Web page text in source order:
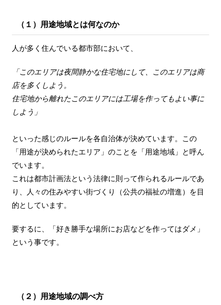
（１）用途地域とは何なのか
人が多く住んでいる都市部において、
「このエリアは夜間静かな住宅地にして、このエリアは商
店を多くしよう。
住宅地から離れたこのエリアには工場を作ってもよい事に
しよう」
といった感じのルールを各自治体が決めています。この
「用途が決められたエリア」のことを「用途地域」と呼ん
でいます。
これは都市計画法という法律に則って作られるルールであ
り、人々の住みやすい街づくり（公共の福祉の増進）を目
的としています。
要するに、「好き勝手な場所にお店などを作ってはダメ」
という事です。
（２）用途地域の調べ方